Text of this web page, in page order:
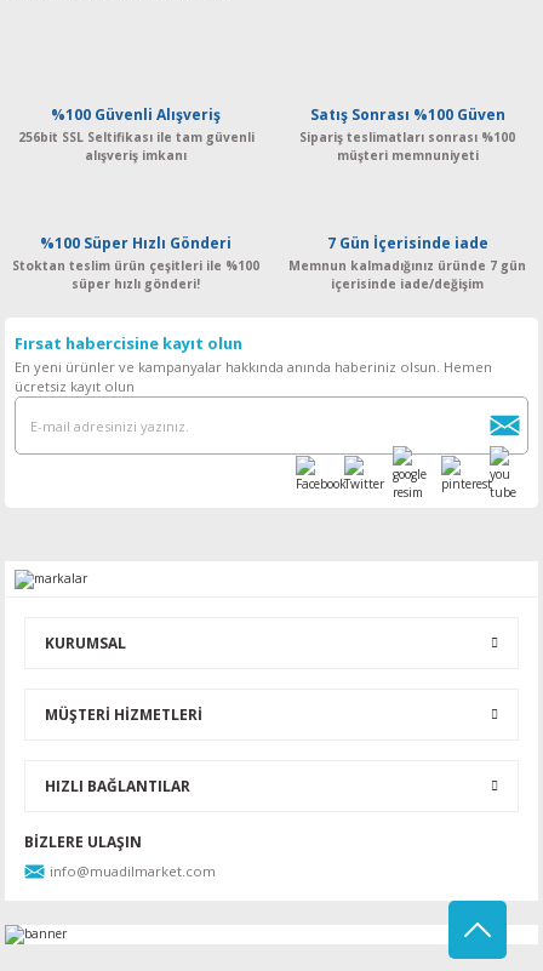
%100 Güvenli Alışveriş
256bit SSL Seltifikası ile tam güvenli
alışveriş imkanı
Satış Sonrası %100 Güven
Sipariş teslimatları sonrası %100
müşteri memnuniyeti
%100 Süper Hızlı Gönderi
Stoktan teslim ürün çeşitleri ile %100
süper hızlı gönderi!
7 Gün İçerisinde iade
Memnun kalmadığınız üründe 7 gün
içerisinde iade/değişim
Fırsat habercisine kayıt olun
En yeni ürünler ve kampanyalar hakkında anında haberiniz olsun. Hemen
ücretsiz kayıt olun
KURUMSAL
MÜŞTERİ HİZMETLERİ
HIZLI BAĞLANTILAR
BİZLERE ULAŞIN
info@muadilmarket.com